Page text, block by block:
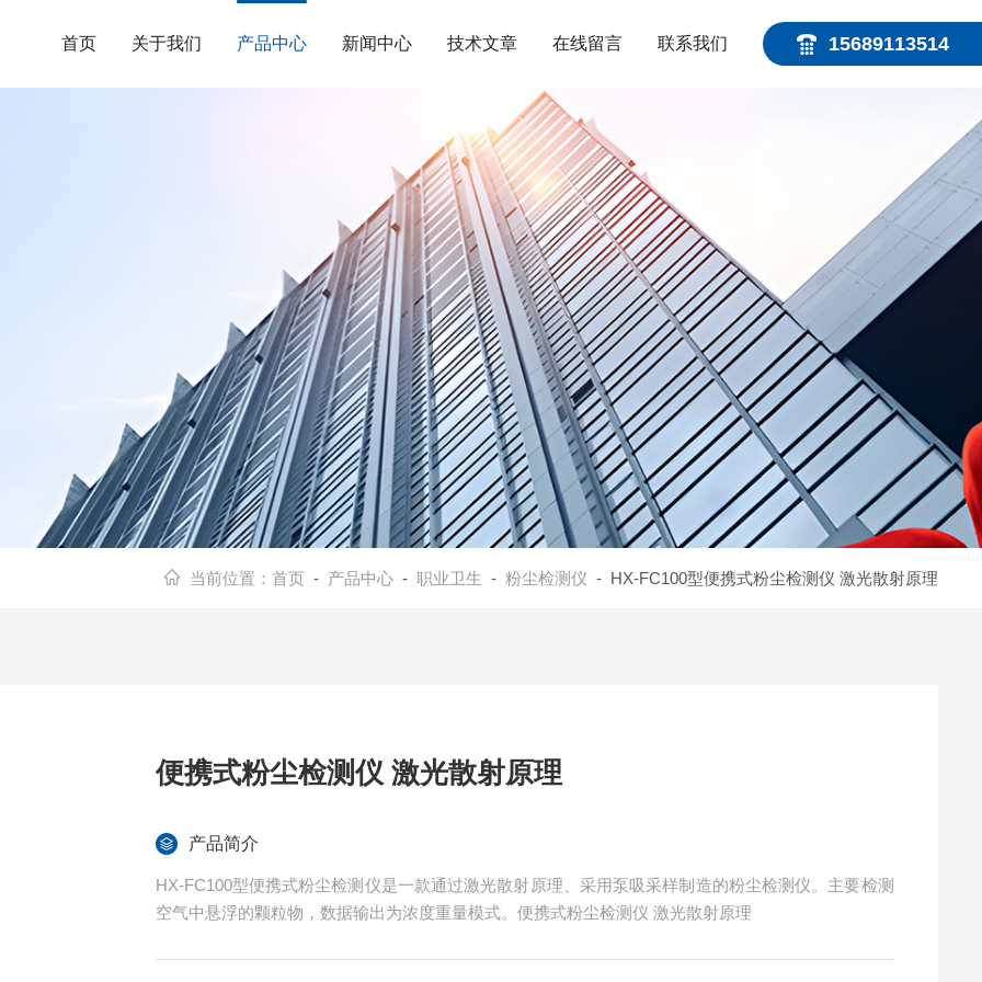
15689113514
首页 关于我们 产品中心 新闻中心 技术文章 在线留言 联系我们
当前位置： 首页 - 产品中心- 职业卫生 - 粉尘检测仪 - HX-FC100型便携式粉尘检测仪 激光散射原理
便携式粉尘检测仪 激光散射原理
产品简介
HX-FC100型便携式粉尘检测仪是一款通过激光散射原理、采用泵吸采样制造的粉尘检测仪。主要检测
空气中悬浮的颗粒物，数据输出为浓度重量模式。便携式粉尘检测仪 激光散射原理